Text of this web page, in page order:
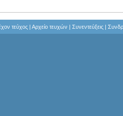
τεύχος | Αρχείο τευχών | Συνεντεύξεις |